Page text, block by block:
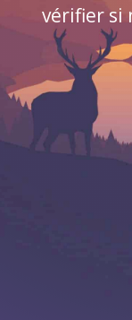
vérifier si